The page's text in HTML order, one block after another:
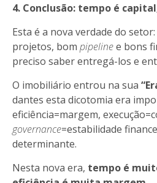
4. Conclusão: tempo é
Esta é a nova verdade do
projetos, bom pipelinee bons
preciso saber entregá-los e
O imobiliário entrou na sua
dantes esta dicotomia era
eficiência=margem,
governance=estabilidade
determinante.
Nesta nova era, tempo é